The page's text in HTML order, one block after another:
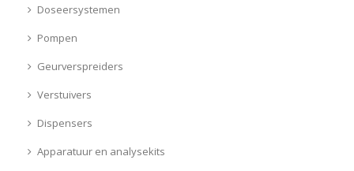
Doseersystemen
Pompen
Geurverspreiders
Verstuivers
Dispensers
Apparatuur en analysekits